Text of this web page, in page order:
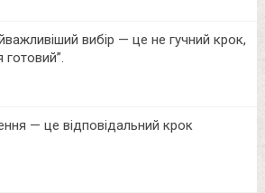
вибір — це не гучний крок,
готовий”.
— це відповідальний крок